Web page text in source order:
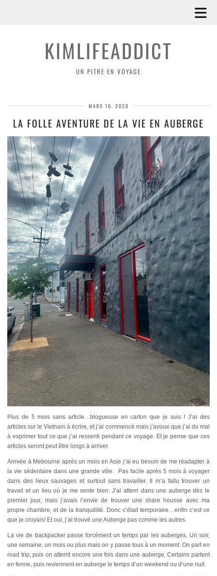
KIMLIFEADDICT
UN PITRE EN VOYAGE
MARS 10, 2020
LA FOLLE AVENTURE DE LA VIE EN AUBERGE
Plus de 5 mois sans article…blogueuse en carton que je suis ! J’ai des
articles sur le Vietnam à écrire, et j’ai commencé mais j’avoue que j’ai du mal
à exprimer tout ce que j’ai ressenti pendant ce voyage. Et je pense que ces
articles seront peut être longs à arriver.
Arrivée à Mebourne après un mois en Asie j’ai eu besoin de me réadapter à
la vie sédentaire dans une grande ville. Pas facile après 5 mois à voyager
dans des lieux sauvages et surtout sans travailler. Il m’a fallu trouver un
travail et un lieu où je me sente bien. J’ai atterri dans une auberge dès le
premier jour, mais j’avais l’envie de trouver une share housse avec ma
propre chambre, et de la tranquillité. Donc c’était temporaire…enfin c’est ce
que je croyais! Et oui, j’ai trouvé une Auberge pas comme les autres.
La vie de backpacker passe forcément un temps par les auberges. Un soir,
une semaine, un mois ou plus mais on y passe tous à un moment. On part en
road trip, puis on atterrit encore une fois dans une auberge. Certains partent
en ferme, puis reviennent en auberge le temps d’un weekend ou d’une nuit.